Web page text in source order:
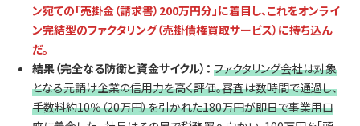
ン宛ての「売掛金（請求書）200万円分」に着目し、これをオンライ
ン完結型のファクタリング（売掛債権買取サービス）に持ち込ん
だ。
結果（完全なる防衛と資金サイクル）： ファクタリング会社は対象
となる元請け企業の信用力を高く評価。審査は数時間で通過し、
手数料約10％（20万円）を引かれた180万円が即日で事業用口